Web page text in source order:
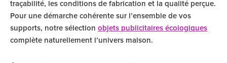
traçabilité, les conditions de fabrication et la qualité perçue.
Pour une démarche cohérente sur l’ensemble de vos
supports, notre sélection objets publicitaires écologiques
complète naturellement l’univers maison.